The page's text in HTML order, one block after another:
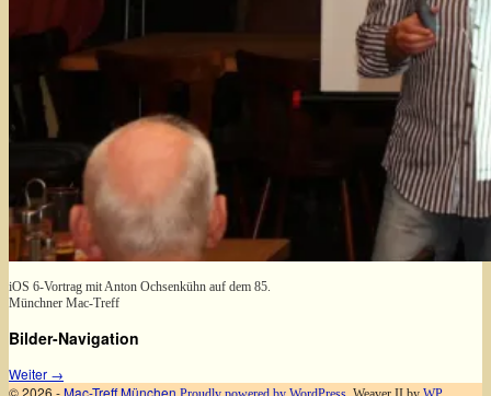
iOS 6-Vortrag mit Anton Ochsenkühn auf dem 85.
Münchner Mac-Treff
Bilder-Navigation
Weiter →